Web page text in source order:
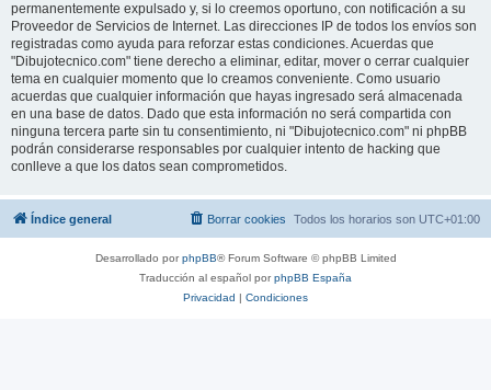
permanentemente expulsado y, si lo creemos oportuno, con notificación a su
Proveedor de Servicios de Internet. Las direcciones IP de todos los envíos son
registradas como ayuda para reforzar estas condiciones. Acuerdas que
"Dibujotecnico.com" tiene derecho a eliminar, editar, mover o cerrar cualquier
tema en cualquier momento que lo creamos conveniente. Como usuario
acuerdas que cualquier información que hayas ingresado será almacenada
en una base de datos. Dado que esta información no será compartida con
ninguna tercera parte sin tu consentimiento, ni "Dibujotecnico.com" ni phpBB
podrán considerarse responsables por cualquier intento de hacking que
conlleve a que los datos sean comprometidos.
Índice general Todos los horarios son UTC+01:00
Borrar cookies
Desarrollado porphpBB® Forum Software © phpBB Limited
Traducción al español porphpBB España
Privacidad | Condiciones